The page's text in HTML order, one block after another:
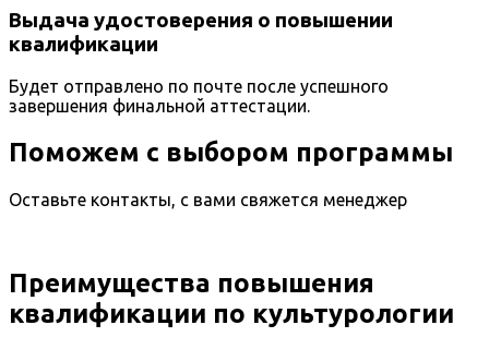
Выдача удостоверения о повышении
квалификации
Будет отправлено по почте после успешного
завершения финальной аттестации.
Поможем с выбором программы
Оставьте контакты, с вами свяжется менеджер
Преимущества повышения
квалификации по культурологии